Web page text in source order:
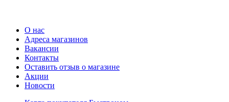
О нас
Адреса магазинов
Вакансии
Контакты
Оставить отзыв о магазине
Акции
Новости